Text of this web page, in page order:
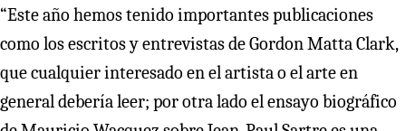
“Este año hemos tenido importantes publicaciones
como los escritos y entrevistas de Gordon Matta Clark,
que cualquier interesado en el artista o el arte en
general debería leer; por otra lado el ensayo biográfico